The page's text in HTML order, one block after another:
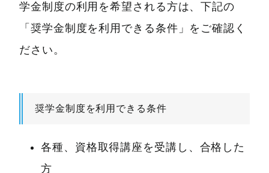
学金制度の利用を希望される方は、下記の
「奨学金制度を利用できる条件」をご確認く
ださい。
奨学金制度を利用できる条件
各種、資格取得講座を受講し、合格した
方